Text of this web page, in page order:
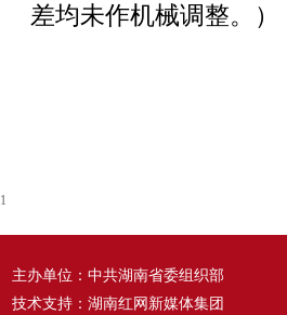
差均未作机械调整。）
1
主办单位：中共湖南省委组织部
技术支持：湖南红网新媒体集团